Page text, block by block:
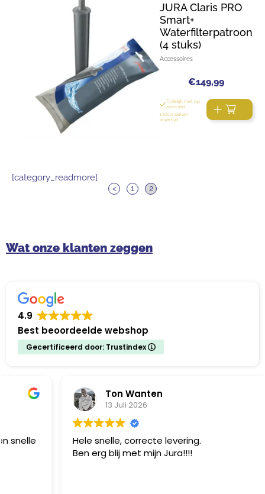
JURA Claris PRO
Smart+
Waterfilterpatroon
(4 stuks)
Accessoires
€149,99
Tijdelijk niet op
voorraad.
1 tot 2 weken
levertijd.
[category_readmore]
< 1 2
Wat onze klanten zeggen
4.9
Best beoordeelde webshop
Gecertificeerd door: Trustindex
Ton Wanten
13 Juli 2026
Hele snelle, correcte levering.
Ben erg blij met mijn Jura!!!!